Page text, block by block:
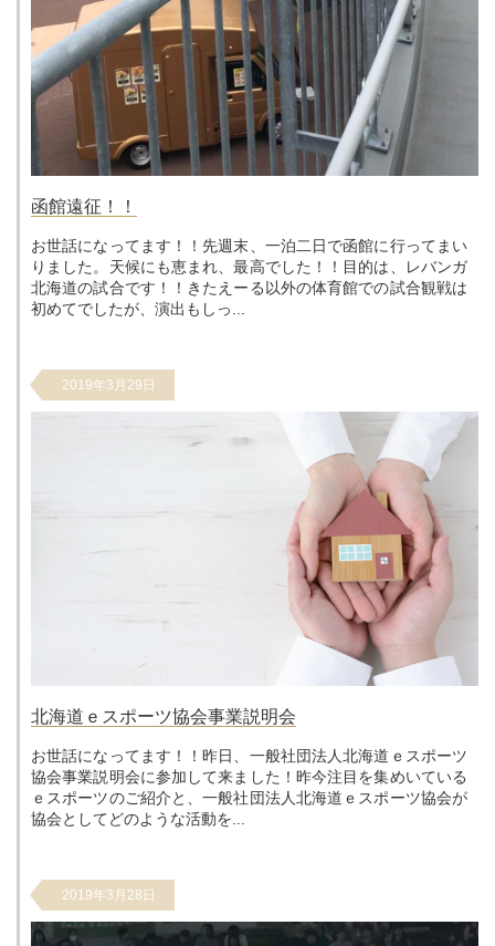
函館遠征！！
お世話になってます！！先週末、一泊二日で函館に行ってまい
りました。天候にも恵まれ、最高でした！！目的は、レバンガ
北海道の試合です！！きたえーる以外の体育館での試合観戦は
初めてでしたが、演出もしっ...
2019年3月29日
北海道ｅスポーツ協会事業説明会
お世話になってます！！昨日、一般社団法人北海道ｅスポーツ
協会事業説明会に参加して来ました！昨今注目を集めいている
ｅスポーツのご紹介と、一般社団法人北海道ｅスポーツ協会が
協会としてどのような活動を...
2019年3月28日